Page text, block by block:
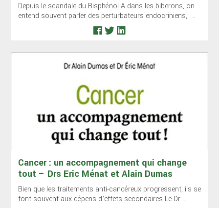
Depuis le scandale du Bisphénol A dans les biberons, on
entend souvent parler des perturbateurs endocriniens, ...
Cancer : un accompagnement qui change
tout – Drs Eric Ménat et Alain Dumas
Bien que les traitements anti-cancéreux progressent, ils se
font souvent aux dépens d'effets secondaires Le Dr ...